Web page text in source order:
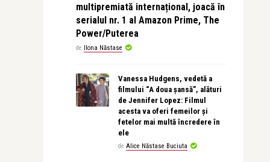
multipremiată internațional, joacă în
serialul nr. 1 al Amazon Prime, The
Power/Puterea
de Ilona Năstase
Vanessa Hudgens, vedetă a
filmului “A doua șansă”, alături
de Jennifer Lopez: Filmul
acesta va oferi femeilor și
fetelor mai multă încredere în
ele
de Alice Năstase Buciuta